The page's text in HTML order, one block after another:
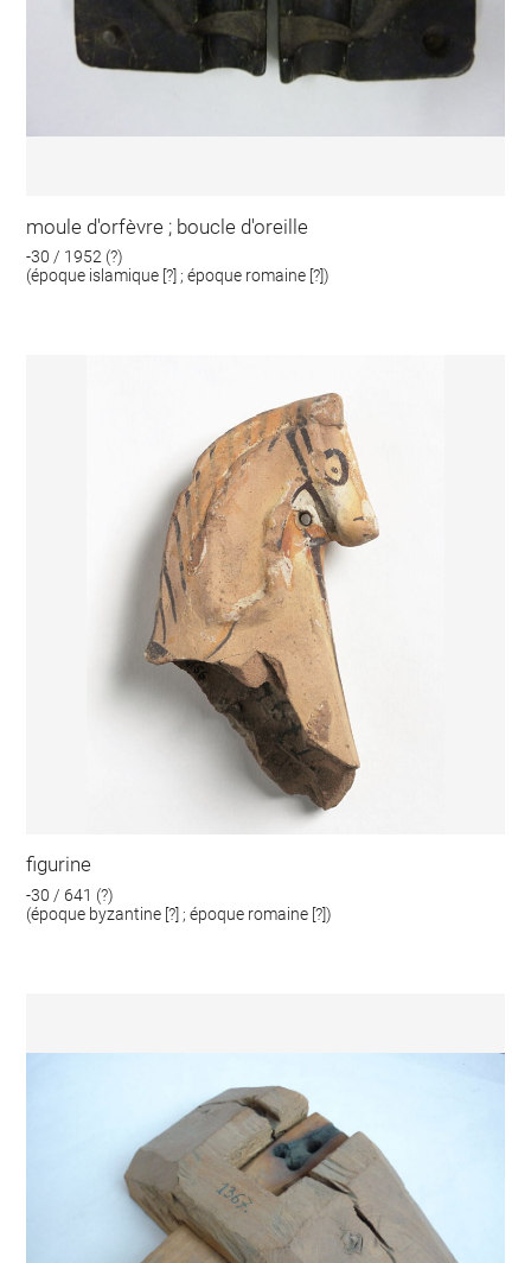
moule d'orfèvre ; boucle d'oreille
-30 / 1952 (?)
(époque islamique [?] ; époque romaine [?])
figurine
-30 / 641 (?)
(époque byzantine [?] ; époque romaine [?])